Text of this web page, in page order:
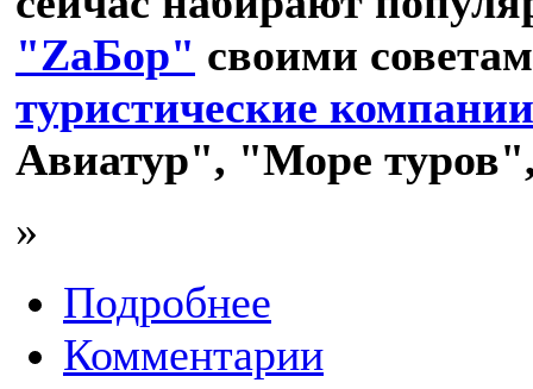
"ZаБор" своими
туристические компании
Авиатур", "Море
»
Подробнее
Комментарии